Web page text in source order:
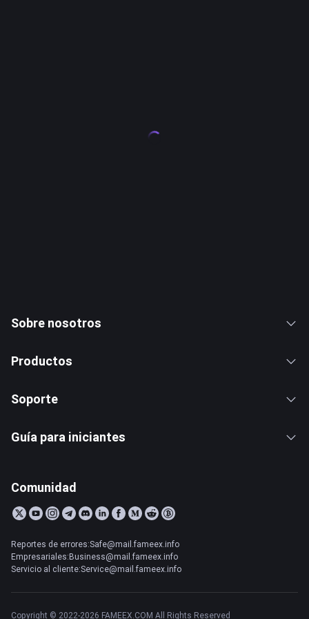
Sobre nosotros
Productos
Soporte
Guía para iniciantes
Comunidad
Reportes de errores:Safe@mail.fameex.info
Empresariales:Business@mail.fameex.info
Servicio al cliente:Service@mail.fameex.info
Copyright © 2022-2026 FAMEEX.COM All Rights Reserved